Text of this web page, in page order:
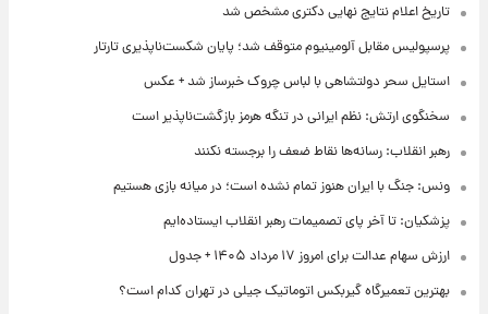
تاریخ اعلام نتایج نهایی دکتری مشخص شد
پرسپولیس مقابل آلومینیوم متوقف شد؛ پایان شکست‌ناپذیری تارتار
استایل سحر دولتشاهی با لباس چروک خبرساز شد + عکس
سخنگوی ارتش: نظم ایرانی در تنگه هرمز بازگشت‌ناپذیر است
رهبر انقلاب: رسانه‌ها نقاط ضعف را برجسته نکنند
ونس: جنگ با ایران هنوز تمام نشده است؛ در میانه بازی هستیم
پزشکیان: تا آخر پای تصمیمات رهبر انقلاب ایستاده‌ایم
ارزش سهام عدالت برای امروز ۱۷ مرداد ۱۴۰۵ + جدول
بهترین تعمیرگاه گیربکس اتوماتیک جیلی در تهران کدام است؟